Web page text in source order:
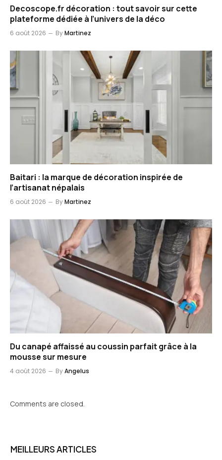
Decoscope.fr décoration : tout savoir sur cette
plateforme dédiée à l’univers de la déco
6 août 2026 ByMartinez
Baitari : la marque de décoration inspirée de
l’artisanat népalais
6 août 2026 ByMartinez
Du canapé affaissé au coussin parfait grâce à la
mousse sur mesure
4 août 2026 ByAngelus
Comments are closed.
MEILLEURS ARTICLES